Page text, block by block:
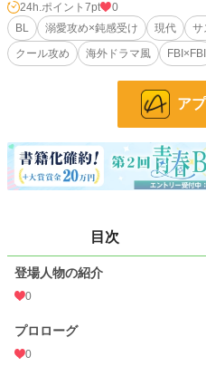
切な友人だった。苦悩するトラヴィス。
ジェレミーが取った行動はトラヴィス
表向きは犬猿の仲、けれど裏では極秘に
以前にアルファさんで連載していたア
査官たちの物語、第二弾、電子書籍の試
表紙イラストは長月京子様です。
小説 38,133 位 / 228,847 件
お気に入り 10
24h.ポイント
更新日時
24h.ポイント 7pt
0
BL
溺愛攻め×鈍感受け 現代 サ
クール攻め
海外ドラマ風 FBI×FBI
ア
目次
登場人物の紹介
0
プロローグ
0